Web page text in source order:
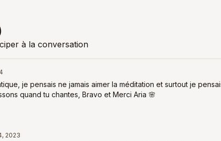
à la conversation
je pensais ne jamais aimer la méditation et surtout je
quand tu chantes, Bravo et Merci Aria 🌸
2023